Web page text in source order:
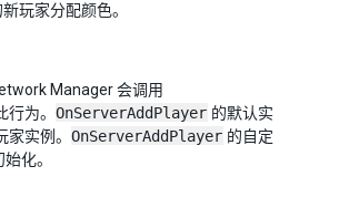
玩家分配颜色。
Manager 会调用
行为。 OnServerAddPlayer 的默认实
实例。 OnServerAddPlayer 的自定
化。